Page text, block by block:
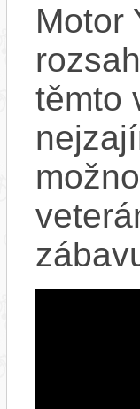
Motor
těmto